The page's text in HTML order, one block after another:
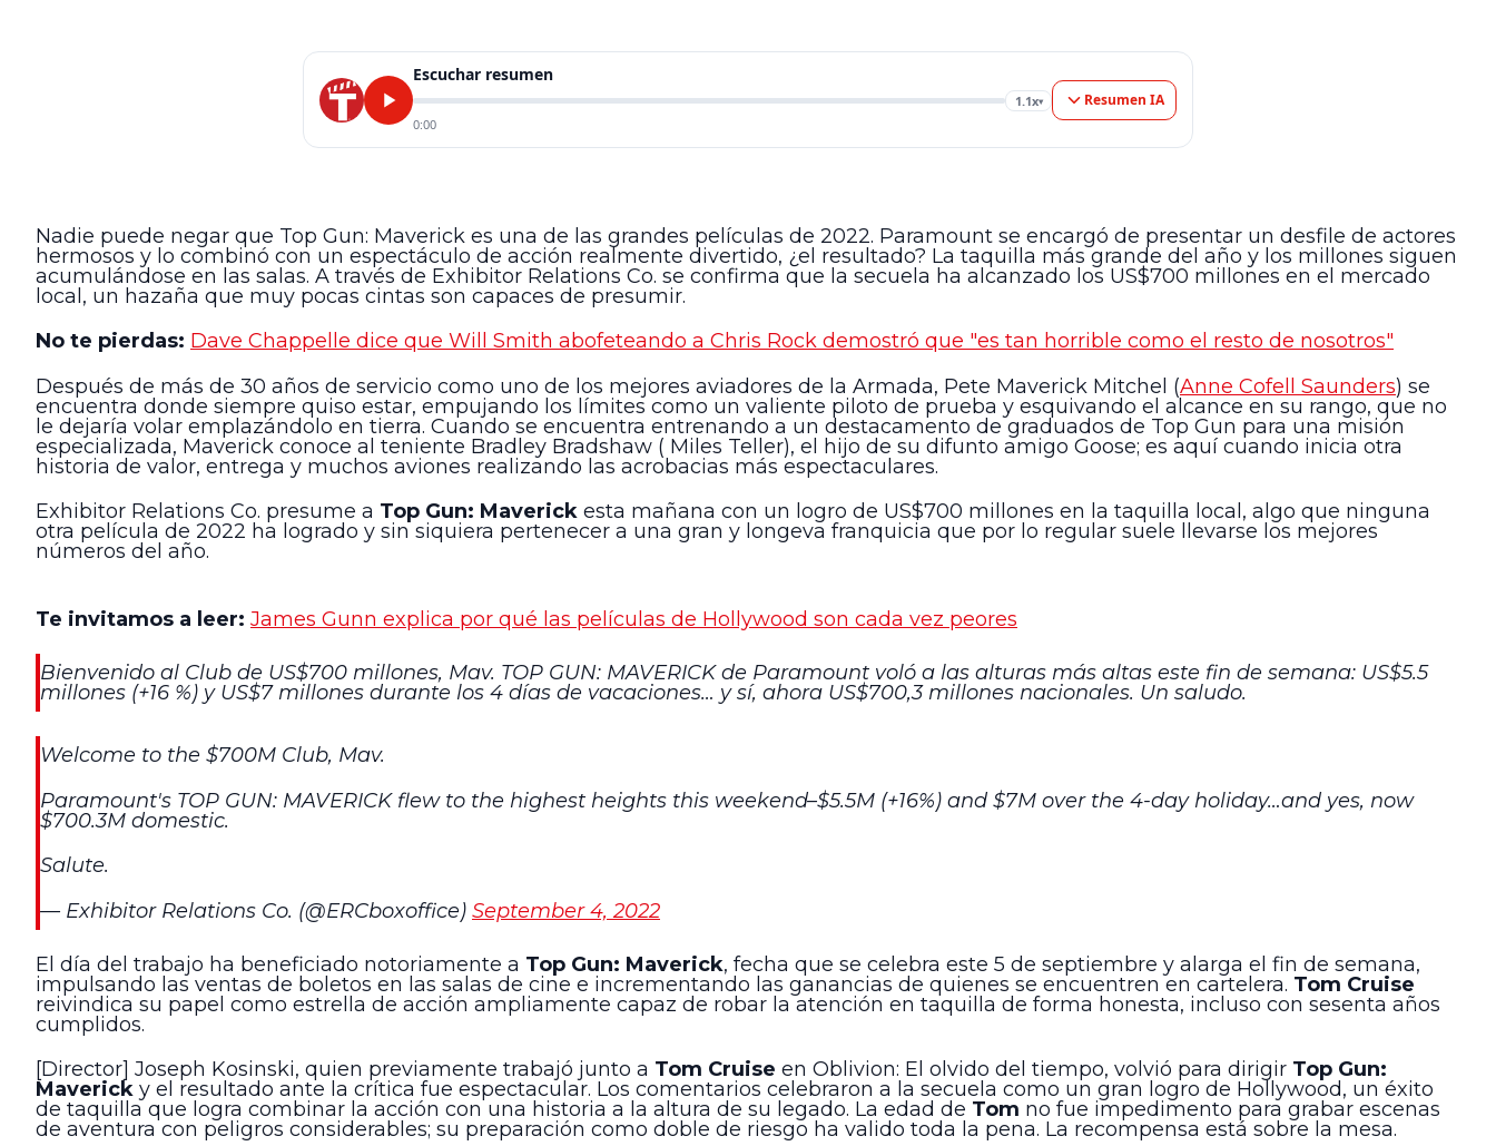
Escuchar resumen
1.1x▾
0:00
Resumen IA
Nadie puede negar que Top Gun: Maverick es una de las grandes películas de 2022. Paramount se encargó de presentar un desfile de actores
hermosos y lo combinó con un espectáculo de acción realmente divertido, ¿el resultado? La taquilla más grande del año y los millones siguen
acumulándose en las salas. A través de Exhibitor Relations Co. se confirma que la secuela ha alcanzado los US$700 millones en el mercado
local, un hazaña que muy pocas cintas son capaces de presumir.
No te pierdas: Dave Chappelle dice que Will Smith abofeteando a Chris Rock demostró que "es tan horrible como el resto de nosotros"
Después de más de 30 años de servicio como uno de los mejores aviadores de la Armada, Pete Maverick Mitchel (Anne Cofell Saunders) se
encuentra donde siempre quiso estar, empujando los límites como un valiente piloto de prueba y esquivando el alcance en su rango, que no
le dejaría volar emplazándolo en tierra. Cuando se encuentra entrenando a un destacamento de graduados de Top Gun para una misión
especializada, Maverick conoce al teniente Bradley Bradshaw ( Miles Teller), el hijo de su difunto amigo Goose; es aquí cuando inicia otra
historia de valor, entrega y muchos aviones realizando las acrobacias más espectaculares.
Exhibitor Relations Co. presume a Top Gun: Maverick esta mañana con un logro de US$700 millones en la taquilla local, algo que ninguna
otra película de 2022 ha logrado y sin siquiera pertenecer a una gran y longeva franquicia que por lo regular suele llevarse los mejores
números del año.
Te invitamos a leer: James Gunn explica por qué las películas de Hollywood son cada vez peores
Bienvenido al Club de US$700 millones, Mav. TOP GUN: MAVERICK de Paramount voló a las alturas más altas este fin de semana: US$5.5
millones (+16 %) y US$7 millones durante los 4 días de vacaciones… y sí, ahora US$700,3 millones nacionales. Un saludo.
Welcome to the $700M Club, Mav.
Paramount's TOP GUN: MAVERICK flew to the highest heights this weekend–$5.5M (+16%) and $7M over the 4-day holiday…and yes, now
$700.3M domestic.
Salute.
— Exhibitor Relations Co. (@ERCboxoffice) September 4, 2022
El día del trabajo ha beneficiado notoriamente a Top Gun: Maverick, fecha que se celebra este 5 de septiembre y alarga el fin de semana,
impulsando las ventas de boletos en las salas de cine e incrementando las ganancias de quienes se encuentren en cartelera. Tom Cruise
reivindica su papel como estrella de acción ampliamente capaz de robar la atención en taquilla de forma honesta, incluso con sesenta años
cumplidos.
[Director] Joseph Kosinski, quien previamente trabajó junto a Tom Cruise en Oblivion: El olvido del tiempo, volvió para dirigir Top Gun:
Maverick y el resultado ante la crítica fue espectacular. Los comentarios celebraron a la secuela como un gran logro de Hollywood, un éxito
de taquilla que logra combinar la acción con una historia a la altura de su legado. La edad de Tom no fue impedimento para grabar escenas
de aventura con peligros considerables; su preparación como doble de riesgo ha valido toda la pena. La recompensa está sobre la mesa.